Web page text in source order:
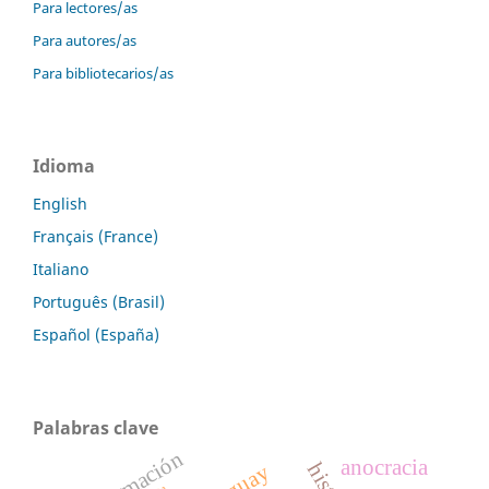
Para lectores/as
Para autores/as
Para bibliotecarios/as
Idioma
English
Français (France)
Italiano
Português (Brasil)
Español (España)
Palabras clave
anocracia